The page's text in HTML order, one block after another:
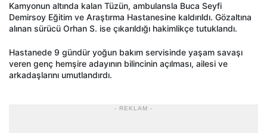
Kamyonun altında kalan Tüzün, ambulansla Buca Seyfi
Demirsoy Eğitim ve Araştırma Hastanesine kaldırıldı. Gözaltına
alınan sürücü Orhan S. ise çıkarıldığı hakimlikçe tutuklandı.
Hastanede 9 gündür yoğun bakım servisinde yaşam savaşı
veren genç hemşire adayının bilincinin açılması, ailesi ve
arkadaşlarını umutlandırdı.
- REKLAM -